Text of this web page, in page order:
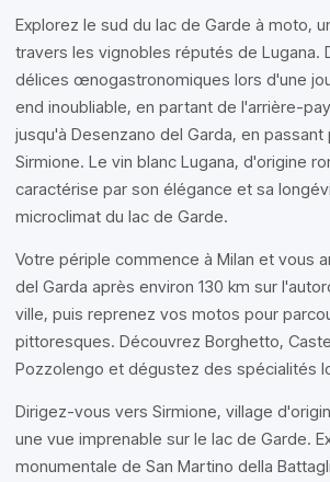
Explorez le sud du lac de Garde à moto,
travers les vignobles réputés de Lugana.
délices œnogastronomiques lors d'une
end inoubliable, en partant de l'arrière-
jusqu'à Desenzano del Garda, en
Sirmione. Le vin blanc Lugana, d'origine
caractérise par son élégance et sa
microclimat du lac de Garde.
Votre périple commence à Milan et vous
del Garda après environ 130 km sur
ville, puis reprenez vos motos pour
pittoresques. Découvrez Borghetto,
Pozzolengo et dégustez des spécialités
Dirigez-vous vers Sirmione, village
une vue imprenable sur le lac de Garde.
monumentale de San Martino della